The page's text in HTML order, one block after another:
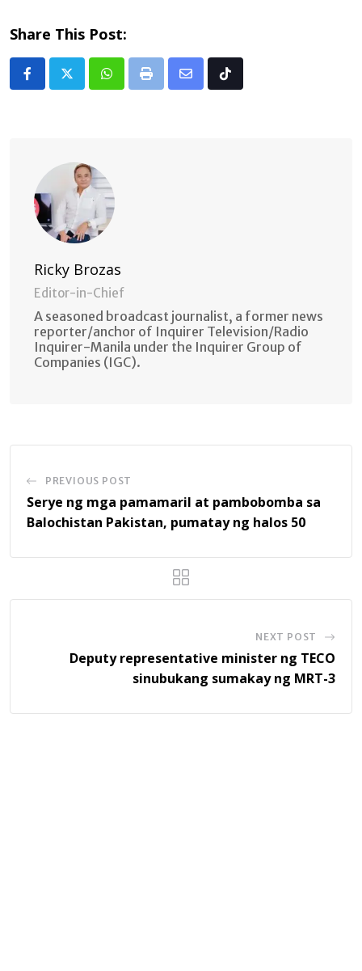
Share This Post:
Whatsapp
Print
Share Tiktok
Ricky Brozas
Editor-in-Chief
A seasoned broadcast journalist, a former news
reporter/anchor of Inquirer Television/Radio
Inquirer-Manila under the Inquirer Group of
Companies (IGC).
PREVIOUS POST
Serye ng mga pamamaril at pambobomba sa
Balochistan Pakistan, pumatay ng halos 50
NEXT POST
Deputy representative minister ng TECO
sinubukang sumakay ng MRT-3